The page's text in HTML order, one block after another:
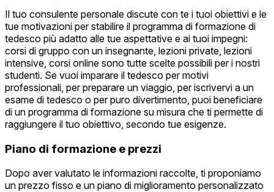
Il tuo consulente personale discute con te i tuoi obiettivi e le
tue motivazioni per stabilire il programma di formazione di
tedesco più adatto alle tue aspettative e ai tuoi impegni:
corsi di gruppo con un insegnante, lezioni private, lezioni
intensive, corsi online sono tutte scelte possibili per i nostri
studenti. Se vuoi imparare il tedesco per motivi
professionali, per preparare un viaggio, per iscrivervi a un
esame di tedesco o per puro divertimento, puoi beneficiare
di un programma di formazione su misura che ti permette di
raggiungere il tuo obiettivo, secondo tue esigenze.
Piano di formazione e prezzi
Dopo aver valutato le informazioni raccolte, ti proponiamo
un prezzo fisso e un piano di miglioramento personalizzato